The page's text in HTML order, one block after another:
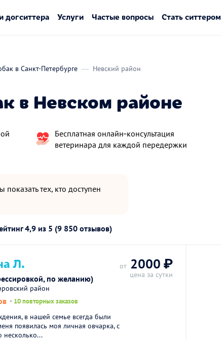
догситтера Услуги Частые вопросы Стать ситтером
в Санкт-Петербурге Невский район
в Невском районе
Бесплатная онлайн‑консультация
ветеринара для каждой передержки
показать тех, кто доступен
4,9 из 5 (9 850 отзывов)
Л.
по желанию)
район
10 повторных заказов
в нашей семье всегда были
появилась моя личная овчарка, с
несколько...
от 2000 ₽
цена за сутки